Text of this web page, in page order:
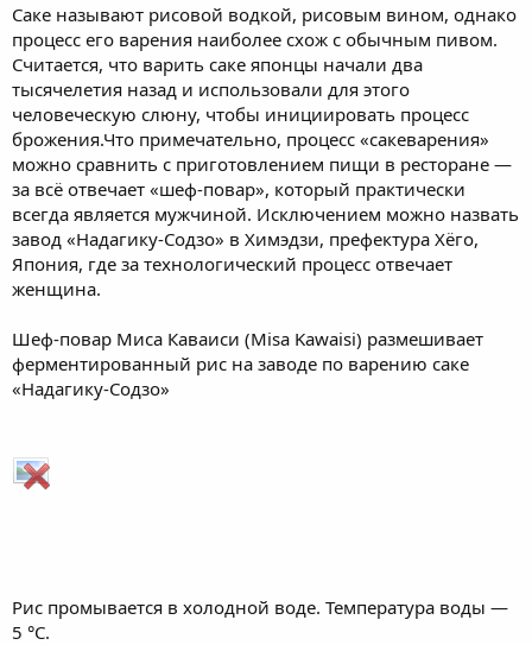
Саке называют рисовой водкой, рисовым вином, однако
процесс его варения наиболее схож с обычным пивом.
Считается, что варить саке японцы начали два
тысячелетия назад и использовали для этого
человеческую слюну, чтобы инициировать процесс
брожения.Что примечательно, процесс «сакеварения»
можно сравнить с приготовлением пищи в ресторане —
за всё отвечает «шеф-повар», который практически
всегда является мужчиной. Исключением можно назвать
завод «Надагику-Содзо» в Химэдзи, префектура Хёго,
Япония, где за технологический процесс отвечает
женщина.
Шеф-повар Миса Каваиси (Misa Kawaisi) размешивает
ферментированный рис на заводе по варению саке
«Надагику-Содзо»
Рис промывается в холодной воде. Температура воды —
5 °C.